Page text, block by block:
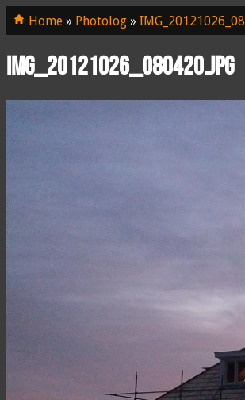
Home » Photolog »
IMG_20121026_080420.jpg